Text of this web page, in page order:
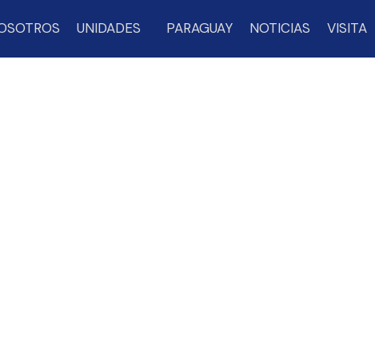
UNIDADES PARAGUAY NOTICIAS VISITA